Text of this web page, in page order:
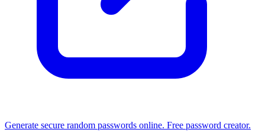
Generate secure random passwords online. Free password creator.